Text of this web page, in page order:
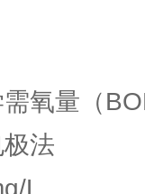
氧量（
法
L